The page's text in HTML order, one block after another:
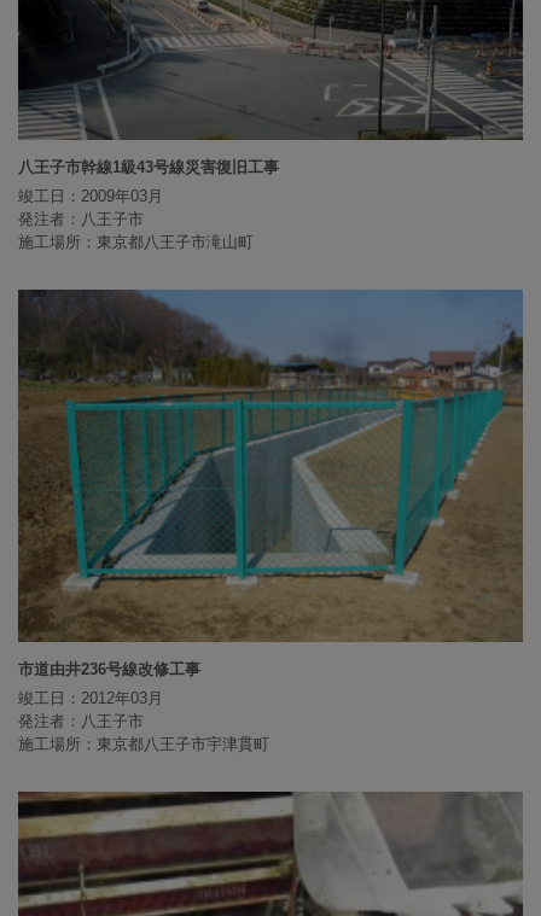
八王子市幹線1級43号線災害復旧工事
竣工日：2009年03月
発注者：八王子市
施工場所：東京都八王子市滝山町
市道由井236号線改修工事
竣工日：2012年03月
発注者：八王子市
施工場所：東京都八王子市宇津貫町